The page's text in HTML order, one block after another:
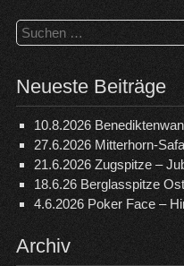
Suchen
nach:
Neueste Beiträge
10.8.2026
27.6.2026 Mitterhorn-
21.6.2026 Zugspitze –
18.6.26 Berglasspitze
4.6.2026 Poker Face –
Archiv